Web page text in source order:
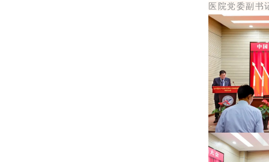
医院党委副书